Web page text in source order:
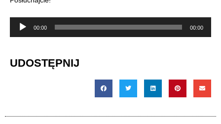
Odtwarzacz
plików
00:00 00:00
UDOSTĘPNIJ